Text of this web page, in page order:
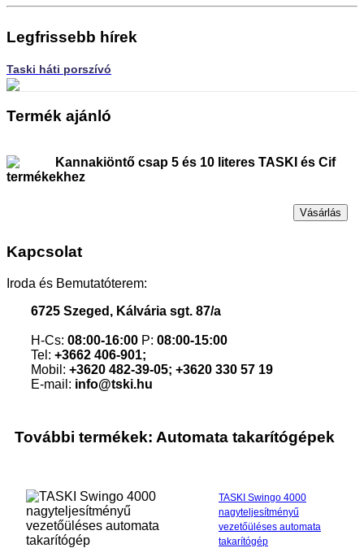
Legfrissebb hírek
Taski háti porszívó
Termék ajánló
Kannakiöntő csap 5 és 10 literes TASKI és Cif
termékekhez
Vásárlás
Kapcsolat
Iroda és Bemutatóterem:
6725 Szeged, Kálvária sgt. 87/a
H-Cs: 08:00-16:00 P: 08:00-15:00
Tel: +3662 406-901;
Mobil: +3620 482-39-05; +3620 330 57 19
E-mail: info@tski.hu
További termékek: Automata takarítógépek
TASKI Swingo 4000
nagyteljesítményű
vezetőüléses automata
takarítógép